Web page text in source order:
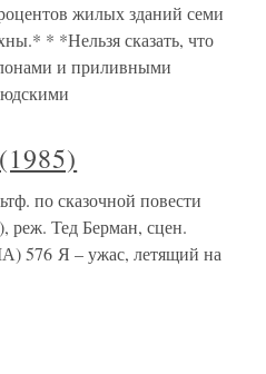
жилых зданий семи
* *Нельзя сказать, что
и приливными
по сказочной повести
реж. Тед Берман, сцен.
576 Я – ужас, летящий на